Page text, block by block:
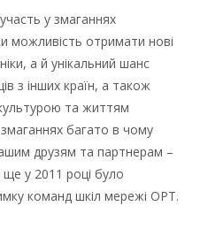
у змаганнях
можливість отримати нові
а й унікальний шанс
з інших країн, а також
та життям
багато в чому
друзям та партнерам –
у 2011 році було
команд шкіл мережі ОРТ.